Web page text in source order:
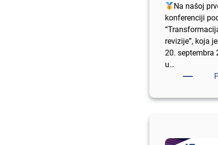
Na našoj
konferenciji
revizije”, koja
20. septembra
u…